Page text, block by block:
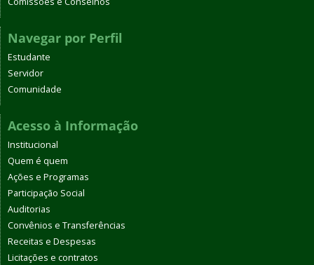
Navegar por Perfil
Estudante
Servidor
Comunidade
Acesso à Informação
Institucional
Quem é quem
Ações e Programas
Participação Social
Auditorias
Convênios e Transferências
Receitas e Despesas
Licitações e contratos